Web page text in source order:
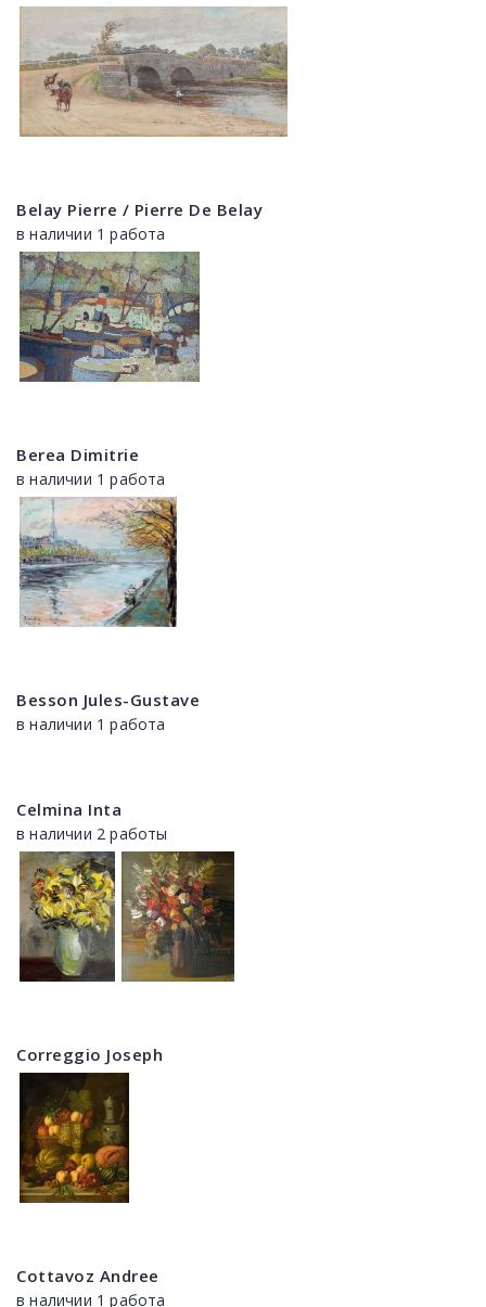
Belay Pierre / Pierre De Belay
в наличии 1 работа
Berea Dimitrie
в наличии 1 работа
Besson Jules-Gustave
в наличии 1 работа
Celmina Inta
в наличии 2 работы
Correggio Joseph
Cottavoz Andree
в наличии 1 работа